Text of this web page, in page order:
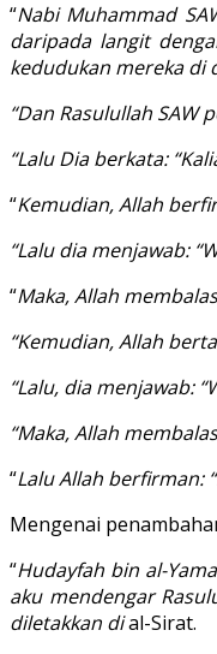
“Nabi Muhammad
daripada langit
kedudukan mereka di
“Dan Rasulullah SAW
“Lalu Dia berkata:
“Kemudian, Allah
“Lalu dia menjawab:
“Maka, Allah
“Kemudian, Allah
“Lalu, dia menjawab:
“Maka, Allah
“Lalu Allah berfirman:
Mengenai
“Hudayfah bin al-
aku mendengar
diletakkan dial-Sirat.